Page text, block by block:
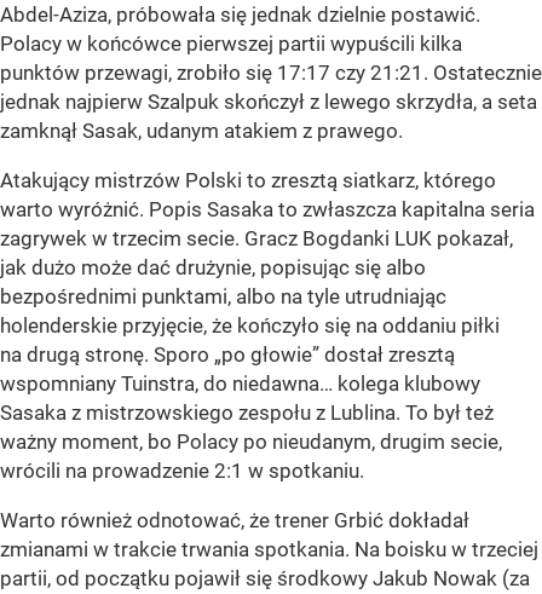
Abdel-Aziza, próbowała się jednak dzielnie postawić.
Polacy w końcówce pierwszej partii wypuścili kilka
punktów przewagi, zrobiło się 17:17 czy 21:21. Ostatecznie
jednak najpierw Szalpuk skończył z lewego skrzydła, a seta
zamknął Sasak, udanym atakiem z prawego.
Atakujący mistrzów Polski to zresztą siatkarz, którego
warto wyróżnić. Popis Sasaka to zwłaszcza kapitalna seria
zagrywek w trzecim secie. Gracz Bogdanki LUK pokazał,
jak dużo może dać drużynie, popisując się albo
bezpośrednimi punktami, albo na tyle utrudniając
holenderskie przyjęcie, że kończyło się na oddaniu piłki
na drugą stronę. Sporo „po głowie” dostał zresztą
wspomniany Tuinstra, do niedawna… kolega klubowy
Sasaka z mistrzowskiego zespołu z Lublina. To był też
ważny moment, bo Polacy po nieudanym, drugim secie,
wrócili na prowadzenie 2:1 w spotkaniu.
Warto również odnotować, że trener Grbić dokładał
zmianami w trakcie trwania spotkania. Na boisku w trzeciej
partii, od początku pojawił się środkowy Jakub Nowak (za